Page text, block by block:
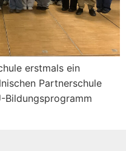
erstmals ein
Partnerschule
Bildungsprogramm